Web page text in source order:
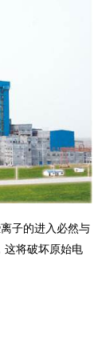
子的进入必然与
这将破坏原始电